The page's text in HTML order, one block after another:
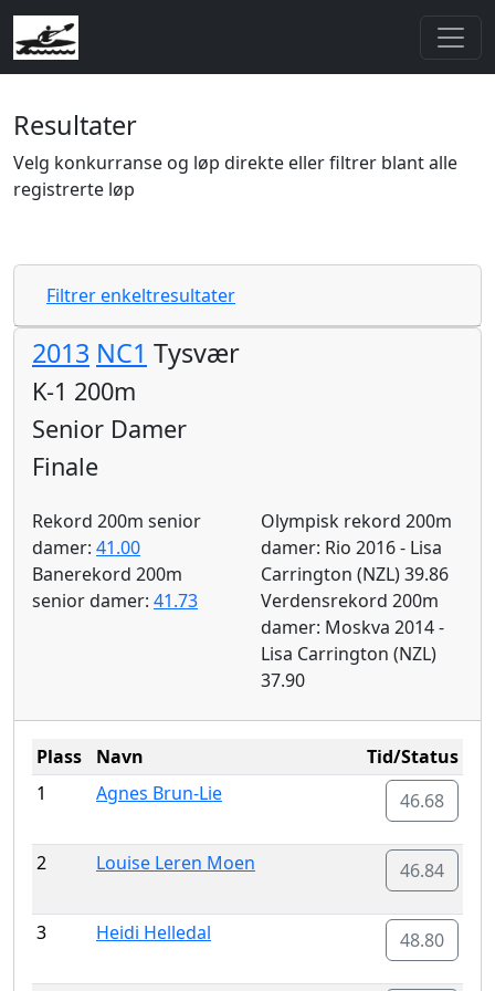
Resultater
Velg konkurranse og løp direkte eller filtrer blant alle
registrerte løp
Filtrer enkeltresultater
2013 NC1 Tysvær
K-1 200m
Senior Damer
Finale
Rekord 200m senior
damer: 41.00
Banerekord 200m
senior damer: 41.73
Olympisk rekord 200m
damer: Rio 2016 - Lisa
Carrington (NZL) 39.86
Verdensrekord 200m
damer: Moskva 2014 -
Lisa Carrington (NZL)
37.90
Plass Navn
Tid/Status
1
Agnes Brun-Lie 46.68
2 Louise Leren Moen 46.84
3 Heidi Helledal 48.80